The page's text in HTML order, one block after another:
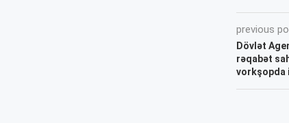
previous
Dövlət
rəqabət
vorkşopda